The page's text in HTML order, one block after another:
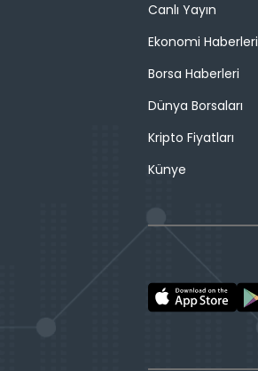
Canlı Yayın
Ekonomi Haberleri
Borsa Haberleri
Dünya Borsaları
Kripto Fiyatları
Künye